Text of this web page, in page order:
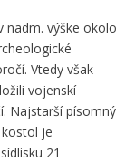
nadm. výške okolo
Vtedy však
vojenskí
Najstarší písomný
je
21